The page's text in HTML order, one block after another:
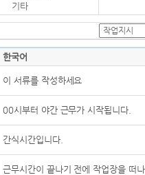
기타
한국어
이 서류를 작성하세요
00시부터 야간 근무가 시작됩니다.
간식시간입니다.
근무시간이 끝나기 전에 작업장을 떠